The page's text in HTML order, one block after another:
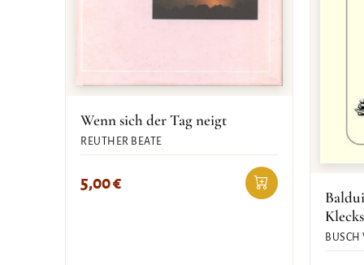
Wenn sich der Tag neigt
REUTHER BEATE
5,00€